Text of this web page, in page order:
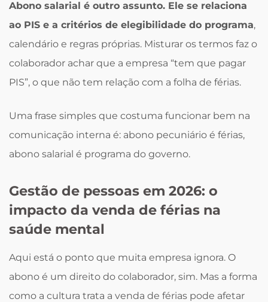
Abono salarial é outro assunto. Ele se relaciona
ao PIS e a critérios de elegibilidade do programa,
calendário e regras próprias. Misturar os termos faz o
colaborador achar que a empresa “tem que pagar
PIS”, o que não tem relação com a folha de férias.
Uma frase simples que costuma funcionar bem na
comunicação interna é: abono pecuniário é férias,
abono salarial é programa do governo.
Gestão de pessoas em 2026: o
impacto da venda de férias na
saúde mental
Aqui está o ponto que muita empresa ignora. O
abono é um direito do colaborador, sim. Mas a forma
como a cultura trata a venda de férias pode afetar